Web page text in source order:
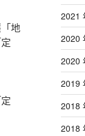
地
2021
2020
2020
2019
2018
2018